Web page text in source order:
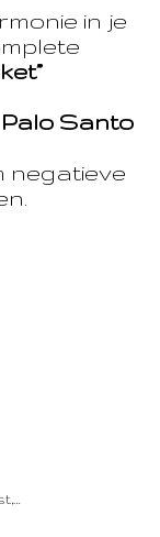
in je
Palo Santo
negatieve